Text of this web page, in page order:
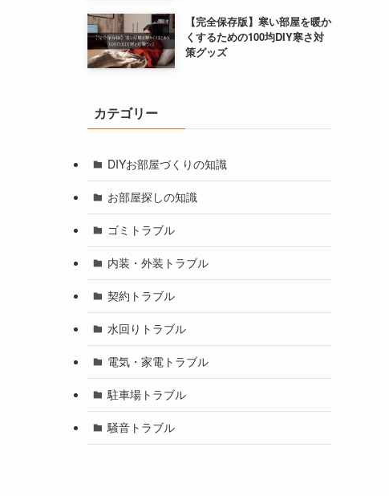
【完全保存版】寒い部屋を暖か
くするための100均DIY寒さ対
策グッズ
カテゴリー
DIYお部屋づくりの知識
お部屋探しの知識
ゴミトラブル
内装・外装トラブル
契約トラブル
水回りトラブル
電気・家電トラブル
駐車場トラブル
騒音トラブル